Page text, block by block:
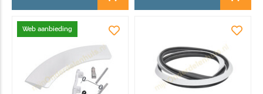
Web aanbieding